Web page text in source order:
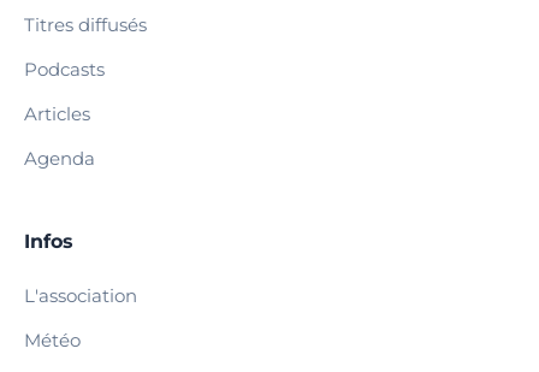
Titres diffusés
Podcasts
Articles
Agenda
Infos
L'association
Météo